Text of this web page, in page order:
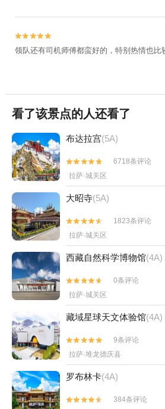


领队还有司机师傅都蛮好的，特别热情也
看了该景点的人还看了
布达拉宫(5A)


6718条评论
拉萨·城关区
大昭寺(5A)


1823条评论
拉萨·城关区
西藏自然科学博物馆(4A)


0条评论
拉萨·城关区
藏域星球天文体验馆(4A)


9条评论
拉萨·堆龙德庆县
罗布林卡(4A)

 384条评论